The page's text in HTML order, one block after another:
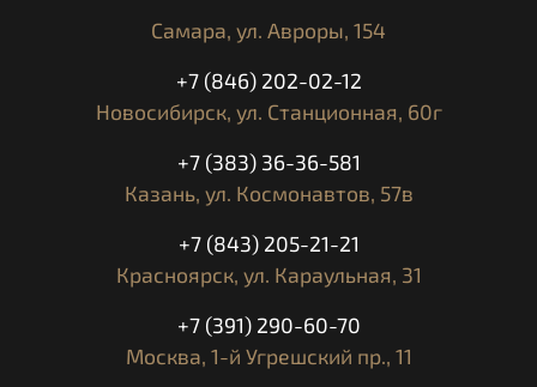
Характеристики
безопаная скорость
80 км/ч
Емкость топливного
15 л
комплектация
Задняя, передняя площадка.
Лебедка. Фаркоп. USB.
Продажа от официального дилера
Продажа с НДС
Самара, ул. Авроры, 154
+7 (846) 202-02-12
Новосибирск, ул. Станционная, 60г
+7 (383) 36-36-581
Казань, ул. Космонавтов, 57в
+7 (843) 205-21-21
Красноярск, ул. Караульная, 31
+7 (391) 290-60-70
Москва, 1-й Угрешский пр., 11